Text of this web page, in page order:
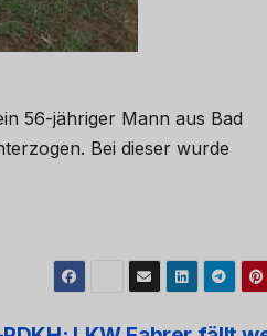
56-jähriger Mann aus Bad
Bei dieser wurde